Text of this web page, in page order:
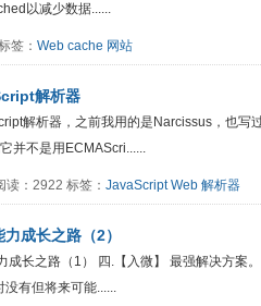
以减少数据......
签： Web cache 网站
解析器
解析器，之前我用的是Narcissus，也写
并不是用ECMAScri......
：2922 标签： JavaScript Web 解析器
成长之路（2）
成长之路（1） 四.【入微】 最强解决方案
有但将来可能......